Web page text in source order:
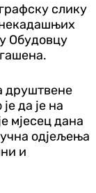
слику
некадашњих
Обудовцу
друштвене
да је на
мјесец дана
одјељења
и